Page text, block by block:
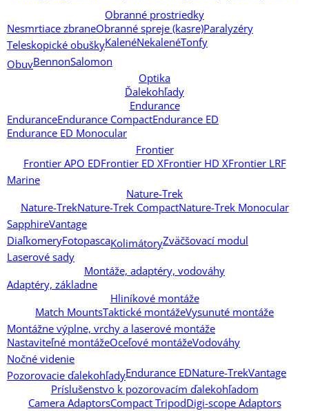
Obranné prostriedky
Nesmrtiace zbraneObranné spreje (kasre)Paralyzéry
Teleskopické obuškyKalenéNekalenéTonfy
ObuvBennonSalomon
Optika
Ďalekohľady
Endurance
EnduranceEndurance CompactEndurance ED
Endurance ED Monocular
Frontier
Frontier APO EDFrontier ED XFrontier HD XFrontier LRF
Marine
Nature-Trek
Nature-TrekNature-Trek CompactNature-Trek Monocular
SapphireVantage
DiaľkomeryFotopascaKolimátoryZväčšovací modul
Laserové sady
Montáže, adaptéry, vodováhy
Adaptéry, základne
Hliníkové montáže
Match MountsTaktické montážeVysunuté montáže
Montážne výplne, vrchy a laserové montáže
Nastaviteľné montážeOceľové montážeVodováhy
Nočné videnie
Pozorovacie ďalekohľadyEndurance EDNature-TrekVantage
Príslušenstvo k pozorovacím ďalekohľadom
Camera AdaptorsCompact TripodDigi-scope Adaptors